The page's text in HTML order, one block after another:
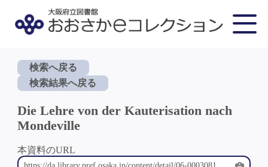
検索へ戻る
検索結果へ戻る
Die Lehre von der Kauterisation nach
Mondeville
本資料のURL